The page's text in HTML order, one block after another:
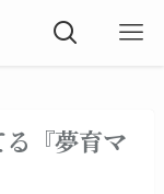
『夢育マ